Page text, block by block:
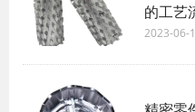
的工艺
2023-06-